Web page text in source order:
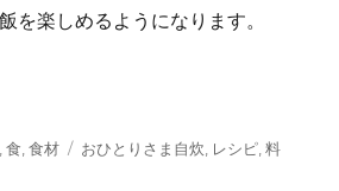
を楽しめるようになります。
の炊き方 / 普通の鍋使用,海外在住者
,食 ,食材
タ
おひとりさま自炊 レシピ ,料